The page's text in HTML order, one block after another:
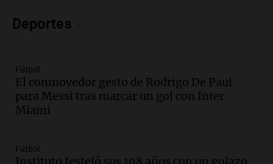
metros del río Suquía y retiraron hasta
Episodios
Audio.La historia de la servilleta que
firmó Jorge Messi para el primer
contrato de Leo con Barcelona
Deportes
Fútbol
El conmovedor gesto de Rodrigo De Paul
para Messi tras marcar un gol con Inter
Miami
Fútbol